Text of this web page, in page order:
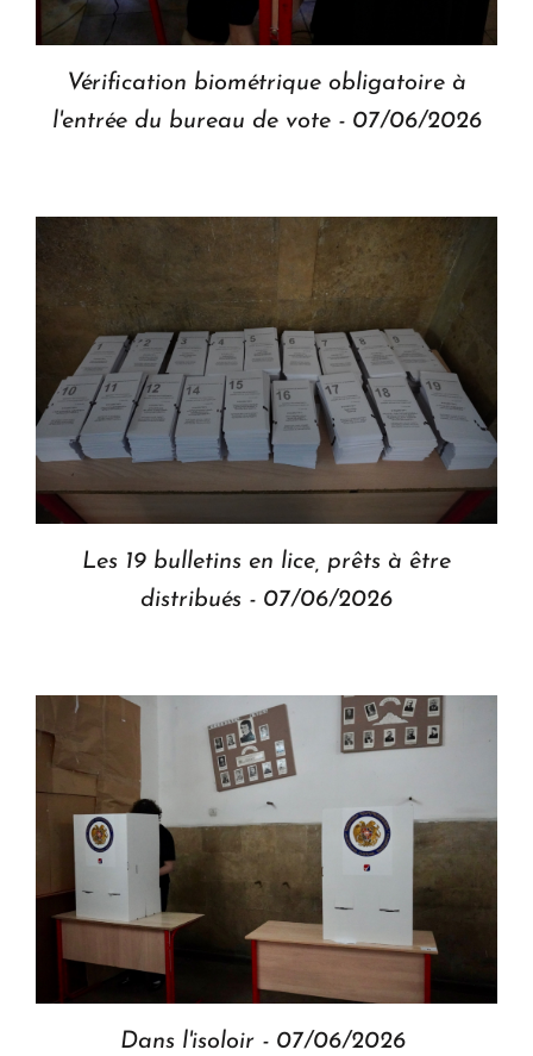
Vérification biométrique obligatoire à
l'entrée du bureau de vote - 07/06/2026
Les 19 bulletins en lice, prêts à être
distribués - 07/06/2026
Dans l'isoloir - 07/06/2026